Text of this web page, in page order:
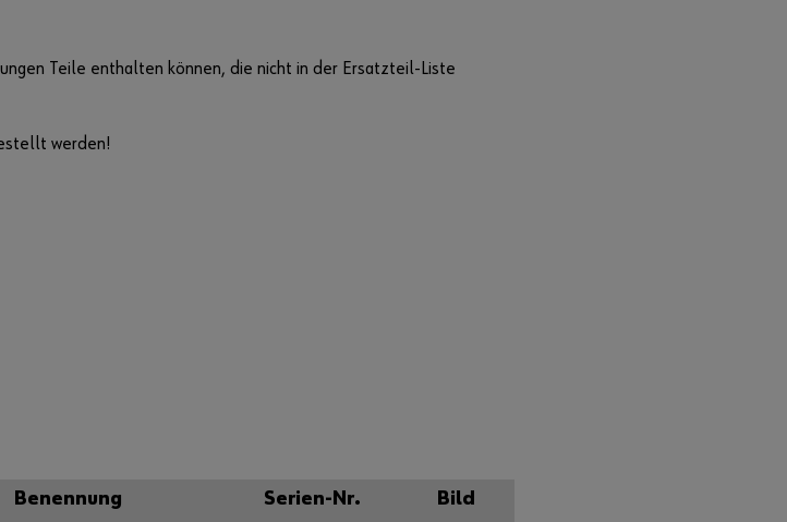
Teile enthalten können, die nicht in der Ersatzteil-Liste
werden!
Benennung Serien-Nr. Bild